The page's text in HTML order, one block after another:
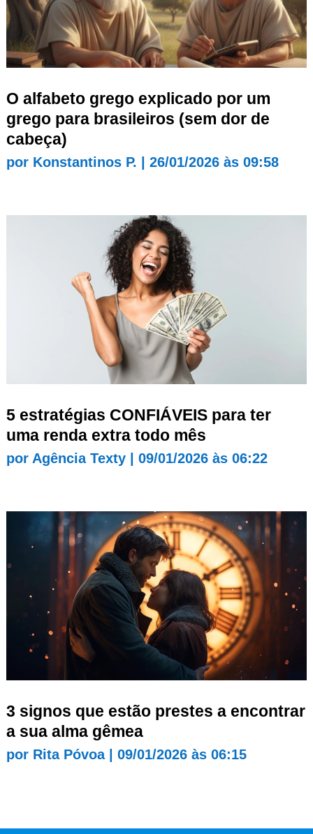
O alfabeto grego explicado por um
grego para brasileiros (sem dor de
cabeça)
por Konstantinos P. 26/01/2026 às 09:58
5 estratégias CONFIÁVEIS para ter
uma renda extra todo mês
por Agência Texty| 09/01/2026 às 06:22
3 signos que estão prestes a encontrar
a sua alma gêmea
por Rita Póvoa| 09/01/2026 às 06:15